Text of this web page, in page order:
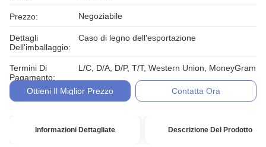
Prezzo: Negoziabile
Dettagli
Dell'imballaggio:
Caso di legno dell'esportazione
Termini Di
Pagamento:
L/C, D/A, D/P, T/T, Western Union, MoneyGram
Ottieni Il Miglior Prezzo Contatta Ora
Informazioni Dettagliate Descrizione Del Prodotto